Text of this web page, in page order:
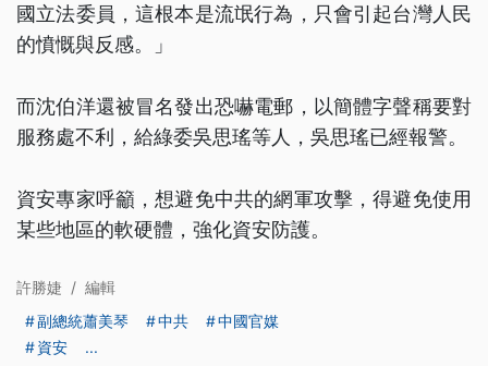
國立法委員，這根本是流氓行為，只會引起台灣人民
的憤慨與反感。」
而沈伯洋還被冒名發出恐嚇電郵，以簡體字聲稱要對
服務處不利，給綠委吳思瑤等人，吳思瑤已經報警。
資安專家呼籲，想避免中共的網軍攻擊，得避免使用
某些地區的軟硬體，強化資安防護。
許勝婕 / 編輯
副總統蕭美琴
中共
中國官媒
資安
...